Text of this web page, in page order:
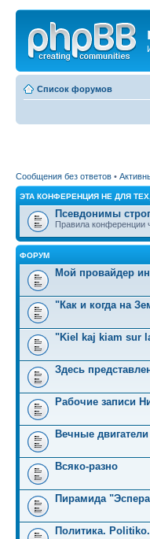
Список форумов
Сообщения без ответов •
ЭТА КОНФЕРЕНЦИЯ НЕ ДЛЯ
Псевдонимы
Правила конференции
ФОРУМ
Мой провайдер
"Как и когда на
"Kiel kaj kiam sur
Здесь
Рабочие записи
Вечные
Всяко-разно
Пирамида
Политика. Politiko.